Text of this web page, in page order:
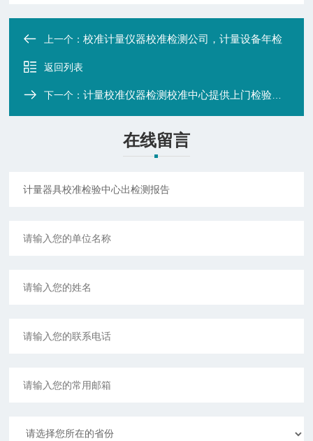
上一个：校准计量仪器校准检测公司，计量设备年检
返回列表
下一个：计量校准仪器检测校准中心提供上门检验计量服务
在线留言